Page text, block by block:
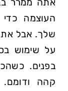
העוצמה
שלך. אבל
על שימוש
בפנים.
קהה ודומם.